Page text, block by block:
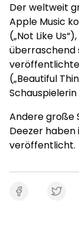
Der weltweit
Apple Music
(„Not Like
überraschend
(„Beautiful
Andere große
Deezer
veröffentlicht.